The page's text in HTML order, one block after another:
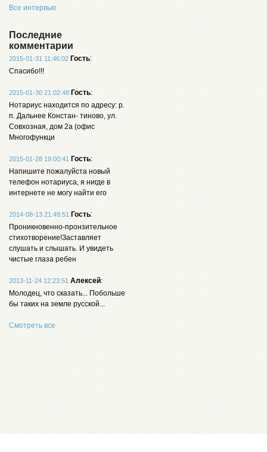
Все интервью
Последние
комментарии
2015-01-31 11:46:02 Гость:
Спасибо!!!
2015-01-30 21:02:48 Гость:
Нотариус находится по адресу: р.
п. Дальнее Констан- тиново, ул.
Совхозная, дом 2а (офис
Многофункци
2015-01-28 19:00:41 Гость:
Напишите пожалуйста новый
телефон нотариуса, я нигде в
интернете не могу найти его
2014-08-13 21:49:51 Гость:
Проникновенно-пронзительное
стихотворение!Заставляет
слушать и слышать. И увидеть
чистые глаза ребен
2013-11-24 12:23:51 Алексей:
Молодец, что сказать... Побольше
бы таких на земле русской...
Смотреть все